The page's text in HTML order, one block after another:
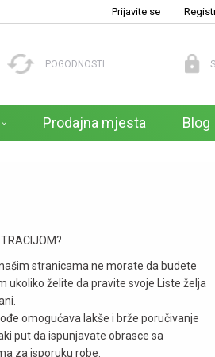
Prijavite se
POGODNOSTI
Prodajna mjesta Blog
stranicama ne morate da budete
ukoliko želite da pravite svoje Liste želja
omogućava lakše i brže poručivanje
put da ispunjavate obrasce sa
za isporuku robe.